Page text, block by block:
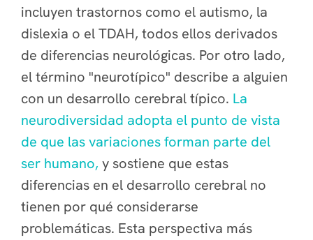
incluyen trastornos como el autismo, la
dislexia o el TDAH, todos ellos derivados
de diferencias neurológicas. Por otro lado,
el término "neurotípico" describe a alguien
con un desarrollo cerebral típico. La
neurodiversidad adopta el punto de vista
de que las variaciones forman parte del
ser humano, y sostiene que estas
diferencias en el desarrollo cerebral no
tienen por qué considerarse
problemáticas. Esta perspectiva más